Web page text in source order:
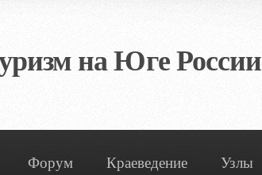
на Юге России
Форум Краеведение Узлы